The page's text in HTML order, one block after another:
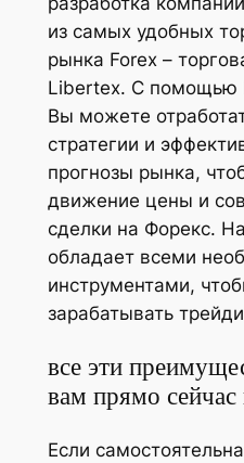
из самых удобных
рынка Forex –
Libertex. С помощью
Вы можете
стратегии и
прогнозы рынка,
движение цены и
сделки на Форекс.
обладает всеми
инструментами,
зарабатывать
все эти
вам прямо сейчас
Если